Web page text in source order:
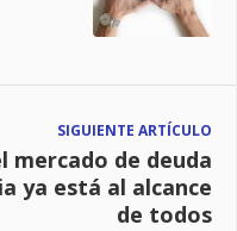
SIGUIENTE ARTÍCULO
mercado de deuda
ya está al alcance
de todos